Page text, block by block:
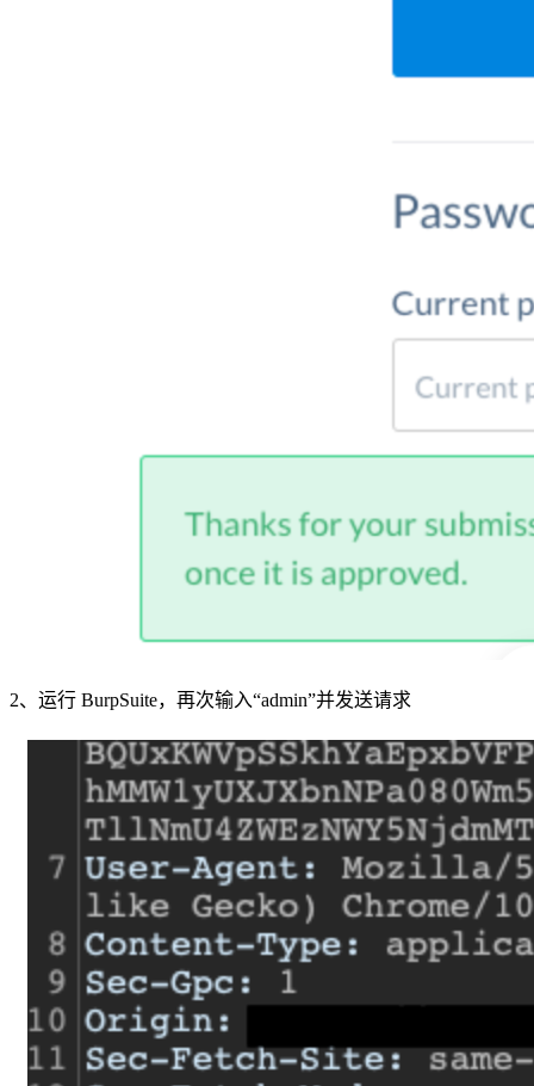
2、运行 BurpSuite，再次输入“admin”并发送请求